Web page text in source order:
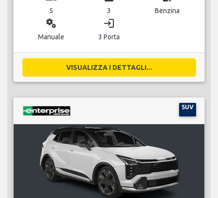
5 3 Benzina
miscellaneous_services
Manuale
login
3 Porta
VISUALIZZA I DETTAGLI...
SUV